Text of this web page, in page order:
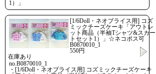
1）」
[1/6Doll・ネオブライス用] コズ
ミックチーズケーキ「アウトレ
ット商品（半袖Tシャツ&スカー
トセット1）」☆ネコポス可
B0870010_1
550円
在庫あり
no.B0870010_1
・[1/6Doll・ネオブライス用] コズミックチーズケーキ